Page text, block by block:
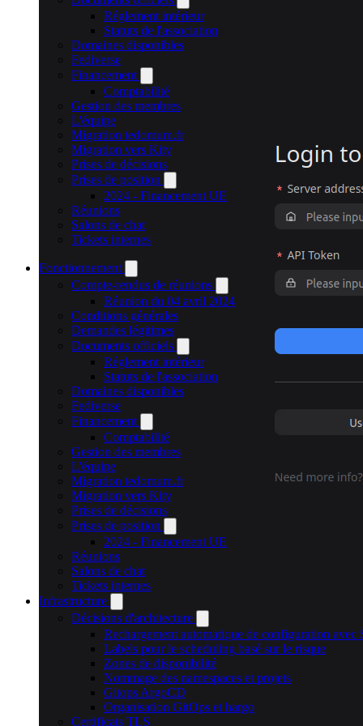
Réglement intérieur
Statuts de l'association
Domaines disponibles
Fediverse
Financement
Comptabilité
Gestion des membres
L'équipe
Migration tedomum.fr
Migration vers Kity
Prises de décisions
Prises de position
2024 - Financement UE
Réunions
Salons de chat
Tickets internes
Fonctionnement
Compte-rendus de réunions
Réunion du 04 avril 2024
Conditions générales
Demandes légitimes
Documents officiels
Réglement intérieur
Statuts de l'association
Domaines disponibles
Fediverse
Financement
Comptabilité
Gestion des membres
L'équipe
Migration tedomum.fr
Migration vers Kity
Prises de décisions
Prises de position
2024 - Financement UE
Réunions
Salons de chat
Tickets internes
Infrastructure
Décisions d'architecture
Rechargement automatique de configuration avec
Labels pour le scheduling basé sur le risque
Zones de disponibilité
Nommage des namespaces et projets
Gitops ArgoCD
Organisation GitOps et hargo
Certificats TLS